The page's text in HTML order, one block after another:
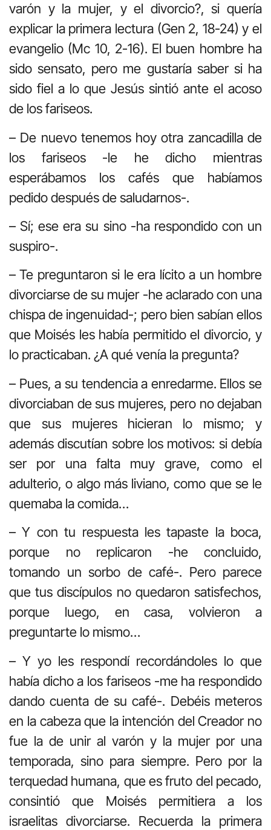
varón y la mujer, y el divorcio?, si quería
explicar la primera lectura (Gen 2, 18-24) y el
evangelio (Mc 10, 2-16). El buen hombre ha
sido sensato, pero me gustaría saber si ha
sido fiel a lo que Jesús sintió ante el acoso
de los fariseos.
– De nuevo tenemos hoy otra zancadilla de
los fariseos -le he dicho mientras
esperábamos los cafés que habíamos
pedido después de saludarnos-.
– Sí; ese era su sino -ha respondido con un
suspiro-.
– Te preguntaron si le era lícito a un hombre
divorciarse de su mujer -he aclarado con una
chispa de ingenuidad-; pero bien sabían ellos
que Moisés les había permitido el divorcio, y
lo practicaban. ¿A qué venía la pregunta?
– Pues, a su tendencia a enredarme. Ellos se
divorciaban de sus mujeres, pero no dejaban
que sus mujeres hicieran lo mismo; y
además discutían sobre los motivos: si debía
ser por una falta muy grave, como el
adulterio, o algo más liviano, como que se le
quemaba la comida…
– Y con tu respuesta les tapaste la boca,
porque no replicaron -he concluido,
tomando un sorbo de café-. Pero parece
que tus discípulos no quedaron satisfechos,
porque luego, en casa, volvieron a
preguntarte lo mismo…
– Y yo les respondí recordándoles lo que
había dicho a los fariseos -me ha respondido
dando cuenta de su café-. Debéis meteros
en la cabeza que la intención del Creador no
fue la de unir al varón y la mujer por una
temporada, sino para siempre. Pero por la
terquedad humana, que es fruto del pecado,
consintió que Moisés permitiera a los
israelitas divorciarse. Recuerda la primera